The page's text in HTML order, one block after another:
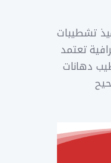
تشطيبات
تعتمد
دهانات